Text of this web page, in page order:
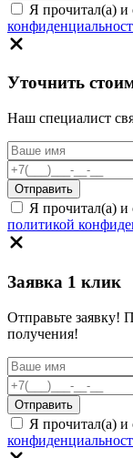
Я прочитал(а) и
Уточнить
Наш специалист
Я прочитал(а) и
политикой
Заявка 1 клик
Отправьте заявку!
получения!
Я прочитал(а) и